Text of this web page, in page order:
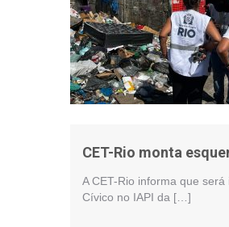
CET-Rio monta
A CET-Rio informa que
Cívico no IAPI da […]